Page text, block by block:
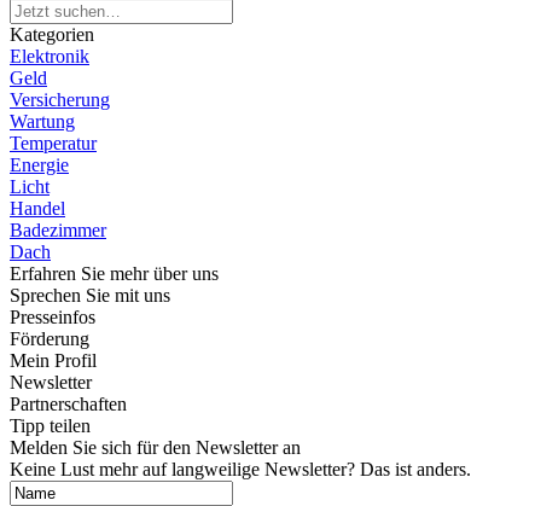
Kategorien
Elektronik
Geld
Versicherung
Wartung
Temperatur
Energie
Licht
Handel
Badezimmer
Dach
Erfahren Sie mehr über uns
Sprechen Sie mit uns
Presseinfos
Förderung
Mein Profil
Newsletter
Partnerschaften
Tipp teilen
Melden Sie sich für den Newsletter an
Keine Lust mehr auf langweilige Newsletter? Das ist anders.